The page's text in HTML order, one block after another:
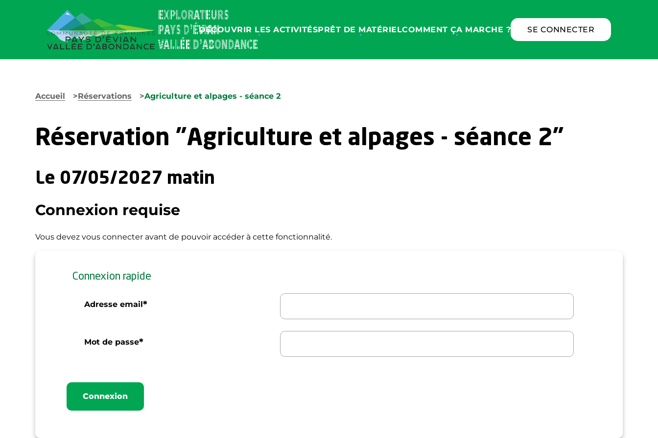
DÉCOUVRIR LES ACTIVITÉSPRÊT DE MATÉRIELCOMMENT ÇA MARCHE ? SE CONNECTER
Accueil Réservations Agriculture et alpages - séance 2
Réservation "Agriculture et alpages - séance 2"
Le 07/05/2027 matin
Connexion requise
Vous devez vous connecter avant de pouvoir accéder à cette fonctionnalité.
Connexion rapide
Adresse email*
Mot de passe*